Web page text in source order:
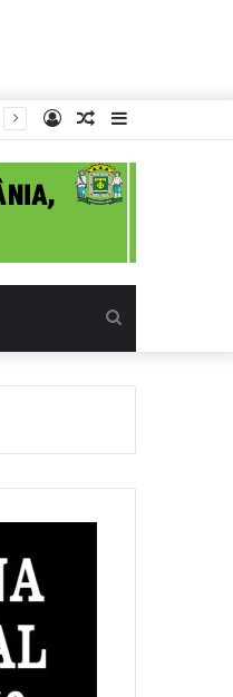
Barra
Lateral
Artigo
aleatório
Entrar
por